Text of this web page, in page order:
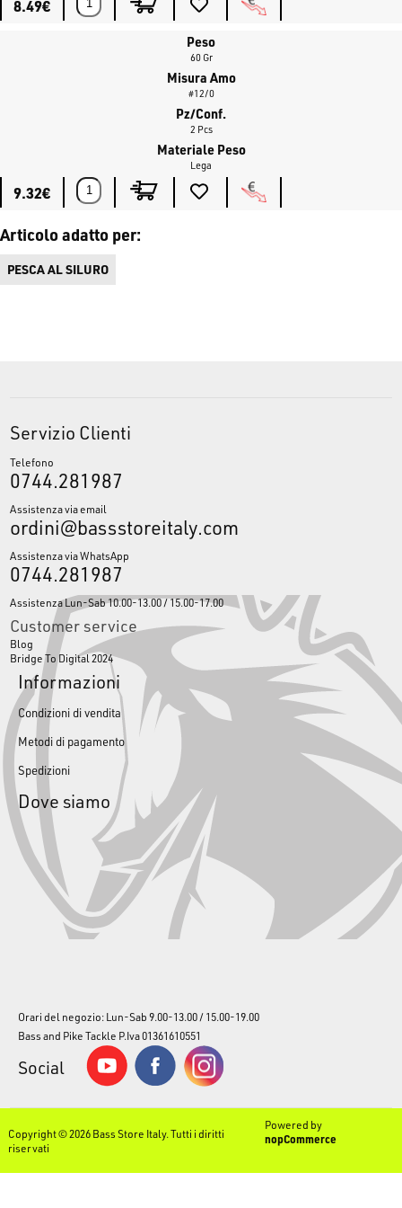
8.49€
Peso
60 Gr
Misura Amo
#12/0
Pz/Conf.
2 Pcs
Materiale Peso
Lega
9.32€
Articolo adatto per:
PESCA AL SILURO
Servizio Clienti
Telefono
0744.281987
Assistenza via email
ordini@bassstoreitaly.com
Assistenza via WhatsApp
0744.281987
Assistenza Lun-Sab 10.00-13.00 / 15.00-17.00
Customer service
Blog
Bridge To Digital 2024
Informazioni
Condizioni di vendita
Metodi di pagamento
Spedizioni
Dove siamo
Orari del negozio: Lun-Sab 9.00-13.00 / 15.00-19.00
Bass and Pike Tackle P.Iva 01361610551
Social
Copyright © 2026 Bass Store Italy. Tutti i diritti
riservati
Powered by
nopCommerce